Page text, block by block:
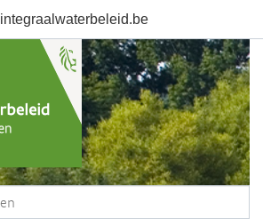
integraalwaterbeleid.be